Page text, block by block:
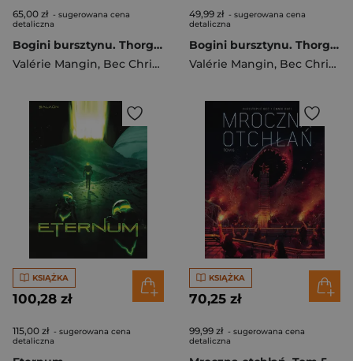
65,00 zł - sugerowana cena
detaliczna
Bogini bursztynu. Thorgal. Saga
Valérie Mangin, Bec Christophe
49,99 zł - sugerowana cena
detaliczna
Bogini bursztynu. Thorgal. Saga
Valérie Mangin, Bec Christophe
KSIĄŻKA
100,28 zł
115,00 zł - sugerowana cena
detaliczna
KSIĄŻKA
70,25 zł
99,99 zł - sugerowana cena
detaliczna